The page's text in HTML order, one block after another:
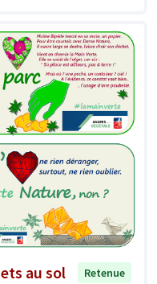
au sol
Retenue